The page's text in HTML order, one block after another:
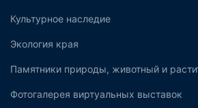
Культурное наследие
Экология края
Памятники природы, животный и
Фотогалерея виртуальных выставок